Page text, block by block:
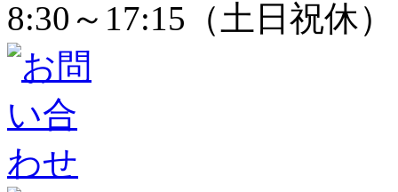
8:30～17:15（土日祝休）